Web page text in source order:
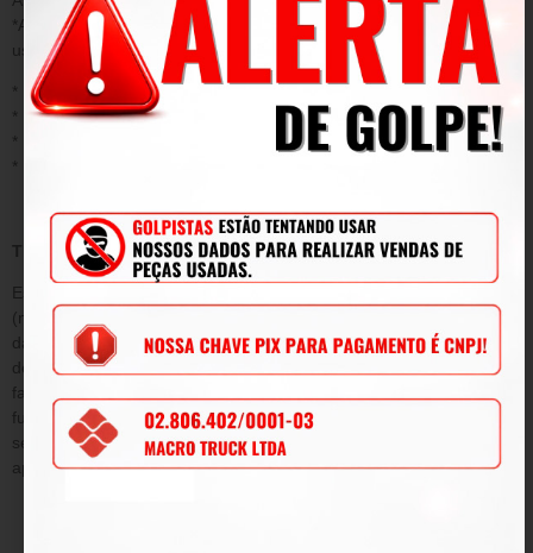
*Acidentes/ uso inadequado do produto/ sinistro/ negligência ou
uso fora das conformidades.
* Desgaste ou danos causados por agentes naturais;
* Instalação ou aplicação inadequada;
* Modificações, adaptações e adulterações no produto original
* Mau uso;
TERMO DE GARANTIA
Este termo tem como objetivo garantir pelo período de 90
(noventa) dias de prazo, tempo determinado por lei a contar da
data de emissão da Nota Fiscal de venda e conforme condições
descritas abaixo, a qualidade do produto contra defeitos de
fabricação que venham afetar a integridade física e/ou o
funcionamento do mesmo, durante este período, será submetida
sem ônus para o cliente, todas as peças e componentes que
apresentarem defeitos comprovados de projeto e/ou fabricação.